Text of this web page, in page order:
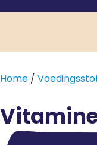
Home /